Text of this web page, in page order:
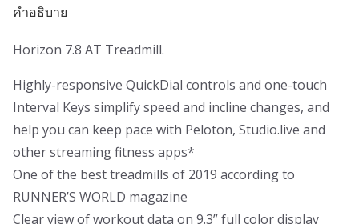
คำอธิบาย
Horizon 7.8 AT Treadmill.
Highly-responsive QuickDial controls and one-touch
Interval Keys simplify speed and incline changes, and
help you can keep pace with Peloton, Studio.live and
other streaming fitness apps*
One of the best treadmills of 2019 according to
RUNNER’S WORLD magazine
Clear view of workout data on 9.3” full color display